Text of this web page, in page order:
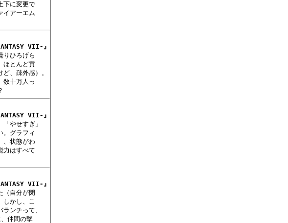
下に変更で
イアーエム
VII-』
りひろげら
ほとんど貢
、疎外感）。
数十万人っ
VII-』
やせすぎ」
。グラフィ
、状態がわ
力はすべて
VII-』
（自分が閉
しかし、こ
ンチって、
仲間の撃